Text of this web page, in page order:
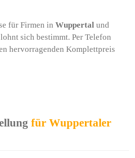
für Firmen in Wuppertal und
sich bestimmt. Per Telefon
hervorragenden Komplettpreis
für Wuppertaler